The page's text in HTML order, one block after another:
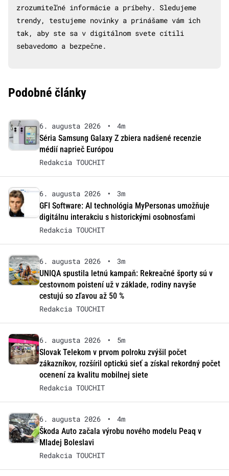
zrozumiteľné informácie a príbehy. Sledujeme
trendy, testujeme novinky a prinášame vám ich
tak, aby ste sa v digitálnom svete cítili
sebavedomo a bezpečne.
Podobné články
6. augusta 2026 •
4m
Séria Samsung Galaxy Z zbiera nadšené recenzie
médií naprieč Európou
Redakcia TOUCHIT
6. augusta 2026 •
3m
GFI Software: AI technológia MyPersonas umožňuje
digitálnu interakciu s historickými osobnosťami
Redakcia TOUCHIT
6. augusta 2026 •
3m
UNIQA spustila letnú kampaň: Rekreačné športy sú v
cestovnom poistení už v základe, rodiny navyše
cestujú so zľavou až 50 %
Redakcia TOUCHIT
6. augusta 2026 •
5m
Slovak Telekom v prvom polroku zvýšil počet
zákazníkov, rozšíril optickú sieť a získal rekordný počet
ocenení za kvalitu mobilnej siete
Redakcia TOUCHIT
6. augusta 2026 •
4m
Škoda Auto začala výrobu nového modelu Peaq v
Mladej Boleslavi
Redakcia TOUCHIT